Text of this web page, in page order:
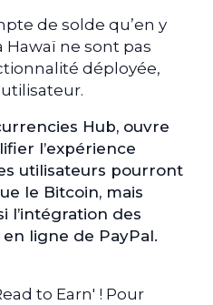
de solde qu’en y
ne sont pas
déployée,
Hub, ouvre
l’expérience
utilisateurs pourront
le Bitcoin, mais
l’intégration des
ligne de PayPal.
to Earn' ! Pour